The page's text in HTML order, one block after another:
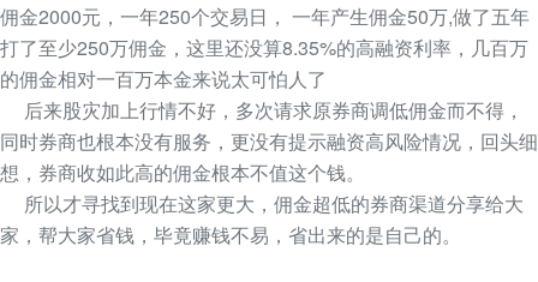
佣金2000元，一年250个交易日， 一年产生佣金50万,做了五年
打了至少250万佣金，这里还没算8.35%的高融资利率，几百万
的佣金相对一百万本金来说太可怕人了
后来股灾加上行情不好，多次请求原券商调低佣金而不得，
同时券商也根本没有服务，更没有提示融资高风险情况，回头细
想，券商收如此高的佣金根本不值这个钱。
所以才寻找到现在这家更大，佣金超低的券商渠道分享给大
家，帮大家省钱，毕竟赚钱不易，省出来的是自己的。